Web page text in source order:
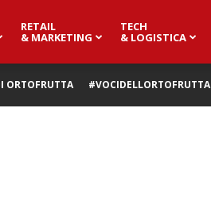
RETAIL
& MARKETING
TECH
& LOGISTICA
ORTOFRUTTA #VOCIDELLORTOFRUTTA